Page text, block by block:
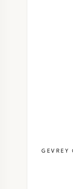
GEVREY